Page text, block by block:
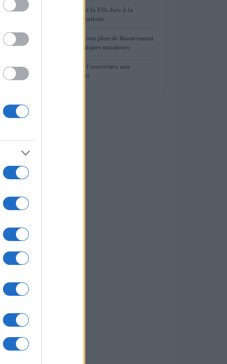
3
Gianni Infantino et la Fifa face à la
rébellion des fédérations
4
La Fifa renonce à son plan de financement
privé face aux critiques unanimes
5
La Fifa renonce à l’ouverture aux
investisseurs privés